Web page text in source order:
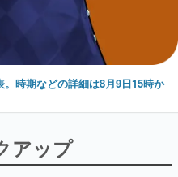
時期などの詳細は8月9日15時か
アップ